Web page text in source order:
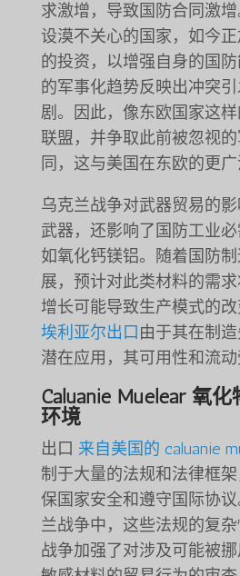
求激增，导致国防合同激
设漠不关心的国家，如今
的投资，以增强自身的国
的军事化趋势反映出冲突
剧。因此，像东欧国家这
联盟，并争取此前被忽视
同，这与美国在东欧的更广
乌克兰战争对武器贸易的
武器，还影响了国防工业
如氧化钙镁铝。随着国防
展，预计对此类材料的需
增长可能导致生产模式的改
埃利亚尔出口 由于其在制
潜在应用，其可用性和流动
Caluanie Muelear 氧
环境
出口 来自美国的 caluanie
制于大量的法规和法律框
保国家安全和遵守国际协
兰战争中，这些法规的复杂
战争加强了对涉及可能被